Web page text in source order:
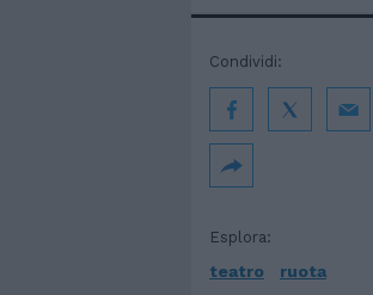
Esplora:
teatro
ruota
Condividi: